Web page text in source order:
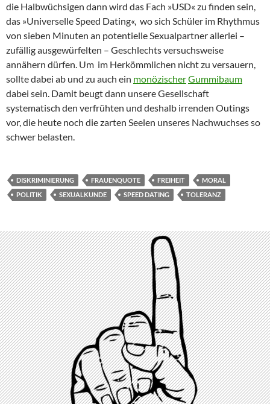
die Halbwüchsigen dann wird das Fach »USD« zu finden sein,
das »Universelle Speed Dating«, wo sich Schüler im Rhythmus
von sieben Minuten an potentielle Sexualpartner allerlei –
zufällig ausgewürfelten – Geschlechts versuchsweise
annähern dürfen. Um im Herkömmlichen nicht zu versauern,
sollte dabei ab und zu auch ein monözischerGummibaum
dabei sein. Damit beugt dann unsere Gesellschaft
systematisch den verfrühten und deshalb irrenden Outings
vor, die heute noch die zarten Seelen unseres Nachwuchses so
schwer belasten.
DISKRIMINIERUNG FRAUENQUOTE FREIHEIT
MORAL
POLITIK
SEXUALKUNDE SPEED DATING TOLERANZ